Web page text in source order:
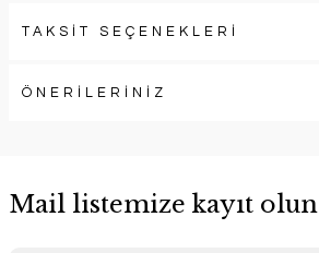
TAKSİT SEÇENEKLERİ
ÖNERİLERİNİZ
Mail listemize kayıt olun